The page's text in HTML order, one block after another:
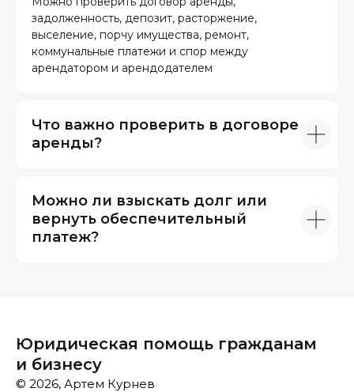
задолженность, депозит, расторжение,
выселение, порчу имущества, ремонт,
коммунальные платежи и спор между
арендатором и арендодателем
Что важно проверить в договоре
аренды?
Можно ли взыскать долг или
вернуть обеспечительный
платеж?
Юридическая помощь гражданам
и бизнесу
© 2026, Артем Курнев